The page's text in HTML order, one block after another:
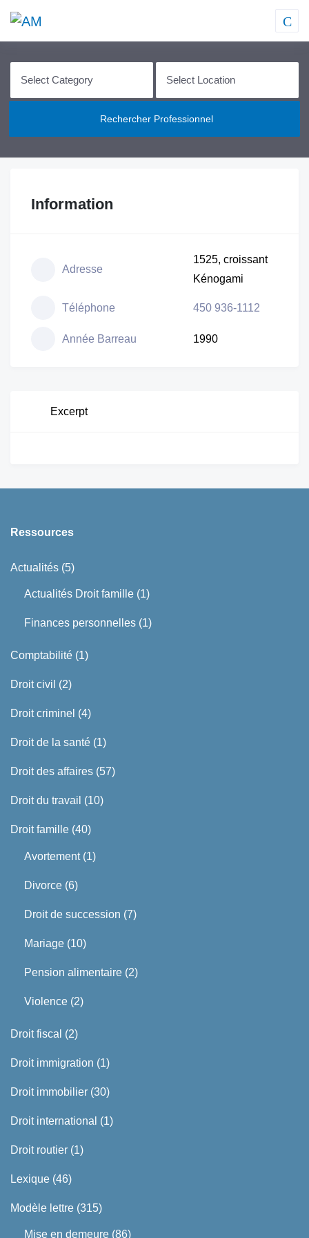
Rechercher Professionnel
Information
Adresse
1525, croissant
Kénogami
Téléphone 450 936-1112
Année Barreau 1990
Excerpt
Ressources
Actualités (5)
Actualités Droit famille (1)
Finances personnelles (1)
Comptabilité (1)
Droit civil (2)
Droit criminel (4)
Droit de la santé (1)
Droit des affaires (57)
Droit du travail (10)
Droit famille (40)
Avortement(1)
Divorce (6)
Droit de succession (7)
Mariage (10)
Pension alimentaire (2)
Violence (2)
Droit fiscal (2)
Droit immigration (1)
Droit immobilier (30)
Droit international (1)
Droit routier (1)
Lexique (46)
Modèle lettre (315)
Mise en demeure (86)